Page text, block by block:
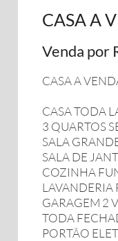
CASA A
Venda por
CASA A
CASA TODA
3 QUARTOS
SALA
SALA DE
COZINHA
LAVANDERIA
GARAGEM 2
TODA
PORTÃO